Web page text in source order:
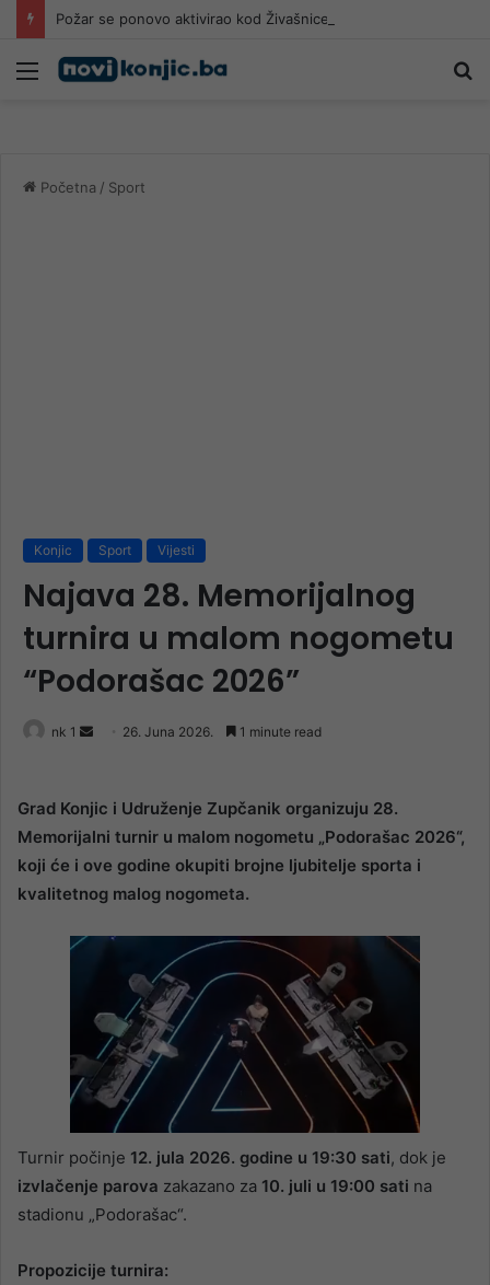
Meni
Početna / Sport
Konjic Sport Vijesti
Najava 28. Memorijalnog
turnira u malom nogometu
“Podorašac 2026”
nk 1
Send 26. Juna 2026. 1 minute read
Grad Konjic i Udruženje Zupčanik organizuju 28.
Memorijalni turnir u malom nogometu „Podorašac 2026“,
koji će i ove godine okupiti brojne ljubitelje sporta i
kvalitetnog malog nogometa.
Turnir počinje 12. jula 2026. godine u 19:30 sati, dok je
izvlačenje parova zakazano za 10. juli u 19:00 sati na
stadionu „Podorašac“.
Propozicije turnira: